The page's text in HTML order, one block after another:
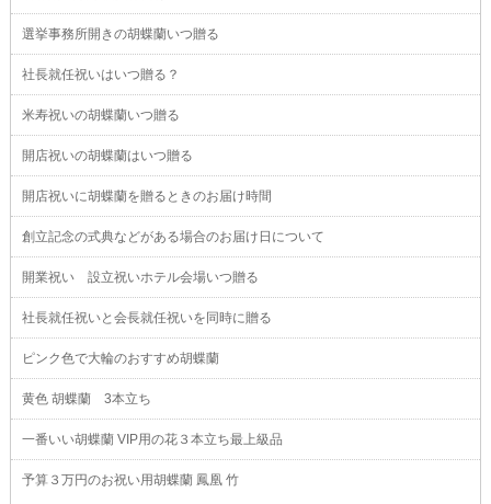
選挙事務所開きの胡蝶蘭いつ贈る
社長就任祝いはいつ贈る？
米寿祝いの胡蝶蘭いつ贈る
開店祝いの胡蝶蘭はいつ贈る
開店祝いに胡蝶蘭を贈るときのお届け時間
創立記念の式典などがある場合のお届け日について
開業祝い 設立祝いホテル会場いつ贈る
社長就任祝いと会長就任祝いを同時に贈る
ピンク色で大輪のおすすめ胡蝶蘭
黄色 胡蝶蘭 3本立ち
一番いい胡蝶蘭 VIP用の花３本立ち最上級品
予算３万円のお祝い用胡蝶蘭 鳳凰 竹